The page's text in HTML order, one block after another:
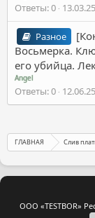
Ответы 0 13.03.25
Разное
Восьмерка.
его убийца.
Angel
Ответы 0 12.06.25
ГЛАВНАЯ Слив
ООО «TESTBOR»